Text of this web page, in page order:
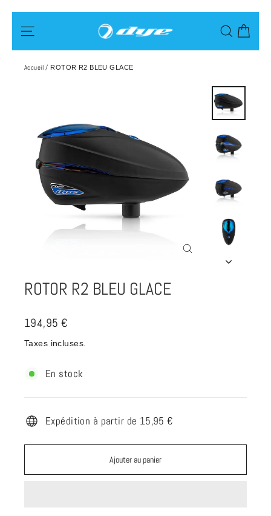
au
contenu
Accueil / ROTOR R2 BLEU GLACE
ROTOR R2 BLEU GLACE
Prix
régulier
194,95 €
Taxes incluses.
En stock
Expédition à partir de 15,95 €
Ajouter au panier